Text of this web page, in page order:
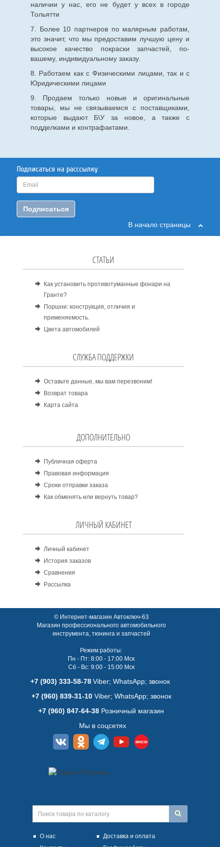
наличии у нас, его не будет у всех в городе
Тольятти
7. Более 10 партнеров по малярным работам,
это значит, что мы предоставим лучшую цену и
высокое качество покраски запчастей, по-
вашему, индивидуальному заказу.
8. Работаем как с Физическими лицами, так и с
Юридическими лицами
9. Продаем только новые и оригинальные
товары, мы не связываемся с поставщиками,
которые выдают Б\У за новое, а также с
подделками и контрафактами.
Подписаться на расссылку
Подписаться
В начало страницы
СТАТЬИ
Как установить противотуманные фонари на
Гранте?
Поршни: конструкция, отличия и
применяемость.
Цвета автомобилей
СЛУЖБА ПОДДЕРЖКИ
Оставьте данные, мы вам перезвоним!
Возврат товара
Карта сайта
ДОПОЛНИТЕЛЬНО
Публичная оферта
Правовая информация
Сроки отправки заказа
Как обменять или вернуть товар?
ЛИЧНЫЙ КАБИНЕТ
Личный кабинет
История заказов
Сравнения
Рассылка
© Интернет-магазин Автоключ-63
Магазин профессионального автомобильного
инструмента, тюнинга и запчастей
Режим работы:
Пн - Пт: 8:00 - 17:00 Мск
Сб - Вс: 9:00 - 15:00 Мск
+7 (903) 333-58-78 Viber; WhatsАpp; звонок
+7 (960) 839-31-10Viber; WhatsАpp; звонок
+7 (960) 847-64-38 Розничный магазин
Мы в соцсетях
О нас
Доставка и оплата